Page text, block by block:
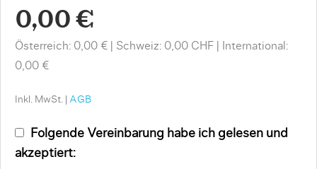
0,00 €
Österreich: 0,00 € Schweiz: 0,00 CHF
International:
0,00 €
Inkl. MwSt. | AGB
Folgende Vereinbarung habe ich gelesen und
akzeptiert: